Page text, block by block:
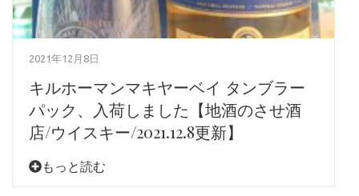
2021年12月8日
キルホーマンマキヤーベイ タンブラー
パック、入荷しました【地酒のさせ酒
店/ウイスキー/2021.12.8更新】
もっと読む